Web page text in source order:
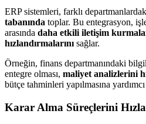
ERP sistemleri, farklı
tabanında toplar. Bu entegrasyon,
arasında daha etkili iletişim
hızlandırmalarınısağlar.
Örneğin, finans departmanındaki
entegre olması, maliyet analizlerini
bütçe tahminleri yapılmasına
Karar Alma Süreçlerini